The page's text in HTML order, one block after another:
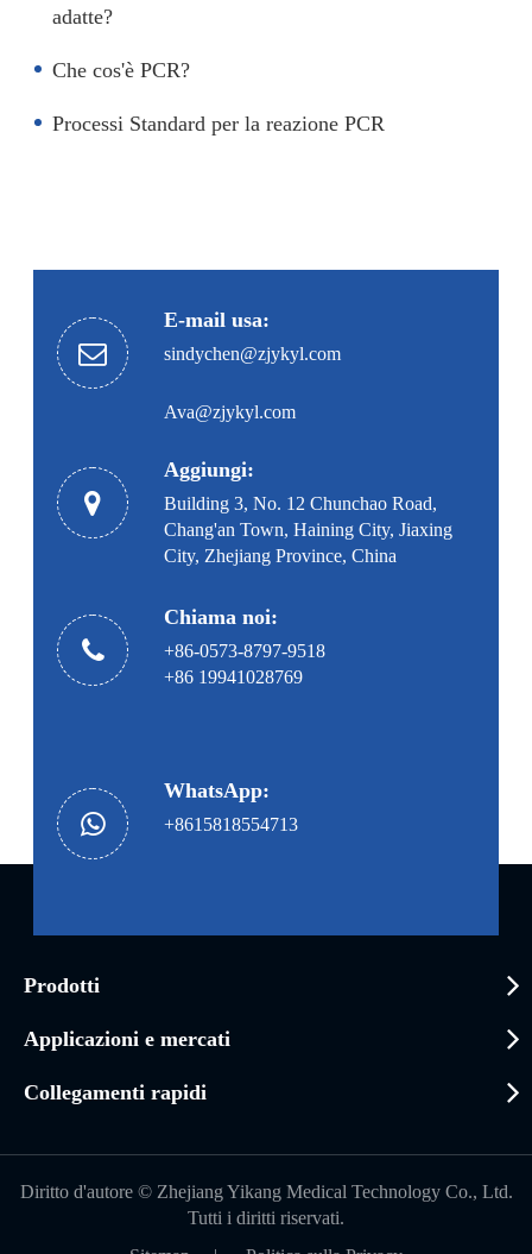
adatte?
Che cos'è PCR?
Processi Standard per la reazione PCR
E-mail usa:
sindychen@zjykyl.com
Ava@zjykyl.com
Aggiungi:
Building 3, No. 12 Chunchao Road,
Chang'an Town, Haining City, Jiaxing
City, Zhejiang Province, China
Chiama noi:
+86-0573-8797-9518
+86 19941028769
WhatsApp:
+8615818554713
Prodotti
Applicazioni e mercati
Collegamenti rapidi
Diritto d'autore © Zhejiang Yikang Medical Technology Co., Ltd.
Tutti i diritti riservati.